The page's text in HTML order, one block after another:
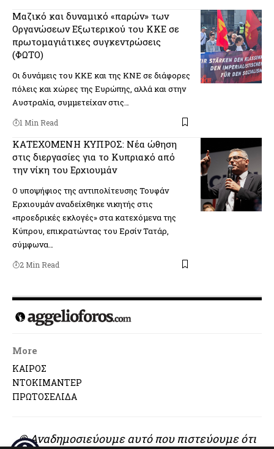
Μαζικό και δυναμικό «παρών» των
Οργανώσεων Εξωτερικού του ΚΚΕ σε
πρωτομαγιάτικες συγκεντρώσεις
(ΦΩΤΟ)
Οι δυνάμεις του ΚΚΕ και της ΚΝΕ σε διάφορες
πόλεις και χώρες της Ευρώπης, αλλά και στην
Αυστραλία, συμμετείχαν στις…
1 Min Read
ΚΑΤΕΧΟΜΕΝΗ ΚΥΠΡΟΣ: Νέα ώθηση
στις διεργασίες για το Κυπριακό από
την νίκη του Ερχιουμάν
Ο υποψήφιος της αντιπολίτευσης Τουφάν
Ερχιουμάν αναδείχθηκε νικητής στις
«προεδρικές εκλογές» στα κατεχόμενα της
Κύπρου, επικρατώντας του Ερσίν Τατάρ,
σύμφωνα…
2 Min Read
More
ΚΑΙΡΟΣ
ΝΤΟΚΙΜΑΝΤΕΡ
ΠΡΩΤΟΣΕΛΙΔΑ
© Αναδημοσιεύουμε αυτό που πιστεύουμε ότι